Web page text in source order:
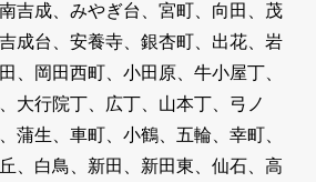
吉成、みやぎ台、宮町、向田、茂
成台、安養寺、銀杏町、出花、岩
、岡田西町、小田原、牛小屋丁、
大行院丁、広丁、山本丁、弓ノ
蒲生、車町、小鶴、五輪、幸町、
、白鳥、新田、新田東、仙石、高